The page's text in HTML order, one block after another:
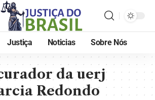
Justiça Noticias Sobre Nós
da uerj
Redondo